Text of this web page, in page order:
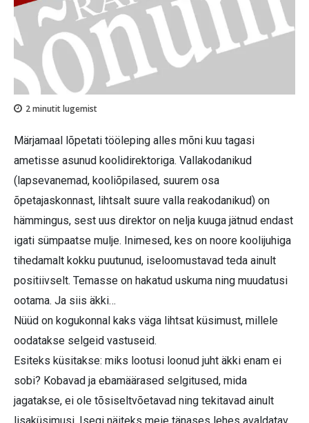
2minutit lugemist
Märjamaal lõpetati tööleping alles mõni kuu tagasi
ametisse asunud koolidirektoriga. Vallakodanikud
(lapsevanemad, kooliõpilased, suurem osa
õpetajaskonnast, lihtsalt suure valla reakodanikud) on
hämmingus, sest uus direktor on nelja kuuga jätnud endast
igati sümpaatse mulje. Inimesed, kes on noore koolijuhiga
tihedamalt kokku puutunud, iseloomustavad teda ainult
positiivselt. Temasse on hakatud uskuma ning muudatusi
ootama. Ja siis äkki…
Nüüd on kogukonnal kaks väga lihtsat küsimust, millele
oodatakse selgeid vastuseid.
Esiteks küsitakse: miks lootusi loonud juht äkki enam ei
sobi? Kobavad ja ebamäärased selgitused, mida
jagatakse, ei ole tõsiseltvõetavad ning tekitavad ainult